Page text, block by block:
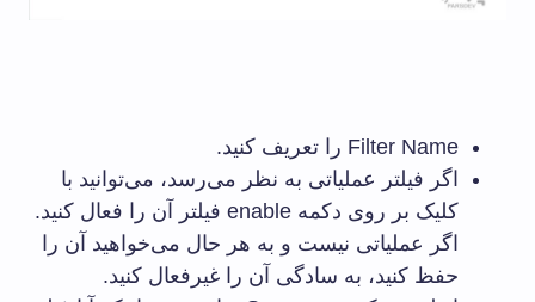
Filter Name را تعریف کنید.
اگر فیلتر عملیاتی به نظر می‌رسد، می‌توانید با
کلیک بر روی دکمه enable فیلتر آن را فعال کنید.
اگر عملیاتی نیست و به هر حال می‌خواهید آن را
حفظ کنید، به سادگی آن را غیرفعال کنید.